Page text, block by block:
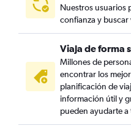
Nuestros usuarios
confianza y
Viaja de forma
Millones de
encontrar los
planificación de
información útil y
pueden ayudarte